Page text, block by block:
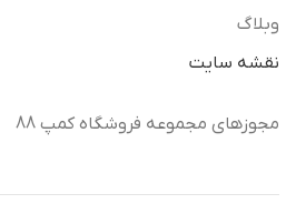
وبلاگ
نقشه سایت
مجوزهای مجموعه فروشگاه کمپ 88